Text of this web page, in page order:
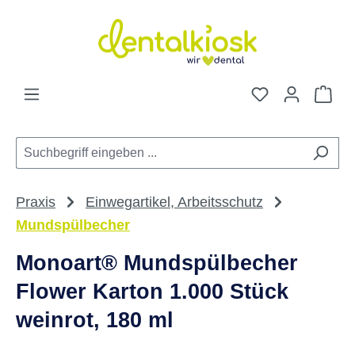
Zum Hauptinhalt springen
Du hast 0
Praxis
Einwegartikel, Arbeitsschutz
Mundspülbecher
Monoart® Mundspülbecher
Flower Karton 1.000 Stück
weinrot, 180 ml